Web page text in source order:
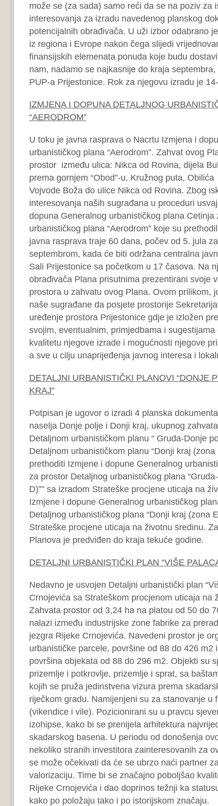
može se (za sada) samo reći da se na poziv za
interesovanja za izradu navedenog planskog
potencijalnih obrađivača. U uži izbor odabrano
iz regiona i Evrope nakon čega slijedi
finansijskih elemenata ponuda koje budu
nam, nadamo se najkasnije do kraja
PUP-a Prijestonice. Rok za njegovu izradu je
IZMJENA I DOPUNA DETALJNOG
“AERODROM”
U toku je javna rasprava o Nacrtu Izmjena i
urbanističkog plana “Aerodrom”. Zahvat ovog
prostor između ulica: Nikca od Rovina, dijela
prema gornjem “Obod”-u, Kružnog puta,
Vojvode Boža do ulice Nikca od Rovina. Zbog
interesovanja naših sugrađana u proceduri
dopuna Generalnog urbanističkog plana Cetinja
urbanističkog plana “Aerodrom” koje su
javna rasprava traje 60 dana, počev od 5. jula
septembrom, kada će biti održana centralna
Sali Prijestonice sa početkom u 17 časova. Na
obrađivača Plana prisutnima prezentirani svoje
prostora u zahvatu ovog Plana. Ovom prilikom,
naše sugrađane da posjete prostorije
uređenje prostora Prijestonice gdje je izložen
svojim, eventualnim, primjedbama i sugestijama
kvalitetu njegove izrade i mogućnosti njegove
a sve u cilju unaprijeđenja javnog interesa i
DETALJNI URBANISTIČKI PLANOVI “DONJE
KRAJ”
Potpisan je ugovor o izradi 4 planska
naselja Donje polje i Donji kraj, ukupnog
Detaljnom urbanističkom planu “ Gruda-Donje
Detaljnom urbanističkom planu “Donji kraj (zona
prethoditi Izmjene i dopune Generalnog
za prostor Detaljnog urbanističkog plana
D)”” sa izradom Strateške procjene uticaja na
Izmjene i dopune Generalnog urbanističkog
Detaljnog urbanističkog plana “Donji kraj (zona
Strateške procjene uticaja na životnu sredinu.
Planova je predviđen do kraja tekuće godine.
DETALJNI URBANISTIČKI PLAN “VIŠE
Nedavno je usvojen Detaljni urbanistički plan
Crnojevića sa Strateškom procjenom uticaja na
Zahvata prostor od 3,24 ha na platou od 50 do
nalazi između industrijske zone fabrike za
jezgra Rijeke Crnojevića. Navedeni prostor je
urbanističke parcele, površine od 88 do 426 m2
površina objekata od 88 do 296 m2. Objekti su
prizemlje i potkrovlje, prizemlje i sprat, sa
kojih se pruža jedinstvena vizura prema
riječkom gradu. Namijenjeni su za stanovanje u
(vikendice i vile). Pozicionirani su u pravcu
izohipse, kako bi se prenijela arhitektura
skadarskog basena. U periodu od donošenja
nekoliko stranih investitora zainteresovanih za
se može očekivati da će se ubrzo naći partner
valorizaciju. Time bi se značajno poboljšao
Rijeke Crnojevića i dao doprinos težnji ka
kako po položaju tako i po istorijskom značaju.